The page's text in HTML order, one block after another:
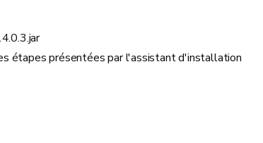
étapes présentées par l'assistant d'installation